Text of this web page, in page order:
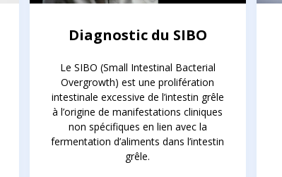
Diagnostic du SIBO
Le SIBO (Small Intestinal Bacterial
Overgrowth) est une prolifération
intestinale excessive de l’intestin grêle
à l’origine de manifestations cliniques
non spécifiques en lien avec la
fermentation d’aliments dans l’intestin
grêle.